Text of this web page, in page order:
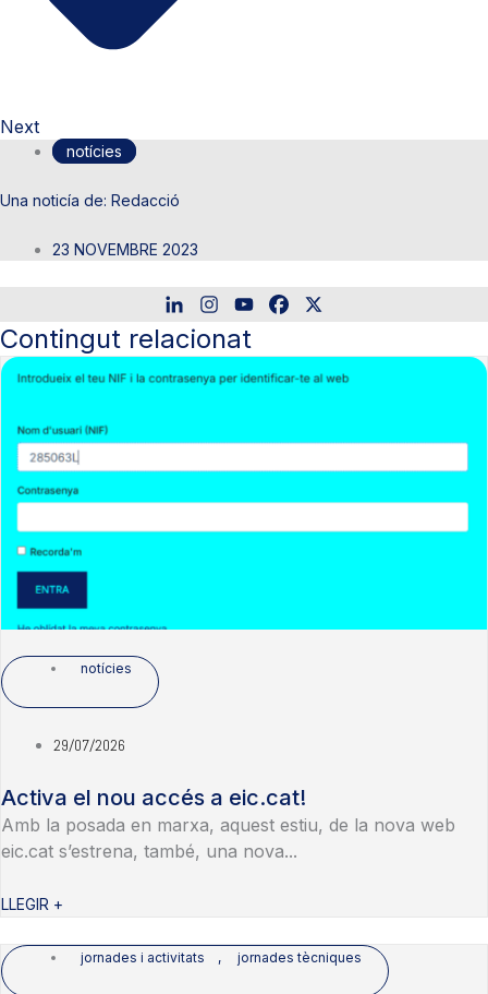
Next
notícies
Redacció
23 NOVEMBRE 2023
Contingut relacionat
notícies
29/07/2026
Activa el nou accés a eic.cat!
Amb la posada en marxa, aquest estiu, de la nova web
eic.cat s’estrena, també, una nova...
LLEGIR +
jornades i activitats , jornades tècniques